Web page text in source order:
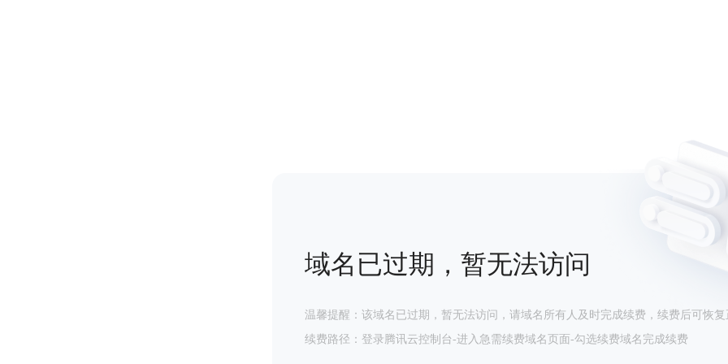
域名已过期，暂无法访问
温馨提醒：该域名已过期，暂无法访问，请域名所有人及时完成续费，续费后可恢复
续费路径：登录腾讯云控制台-进入急需续费域名页面-勾选续费域名完成续费